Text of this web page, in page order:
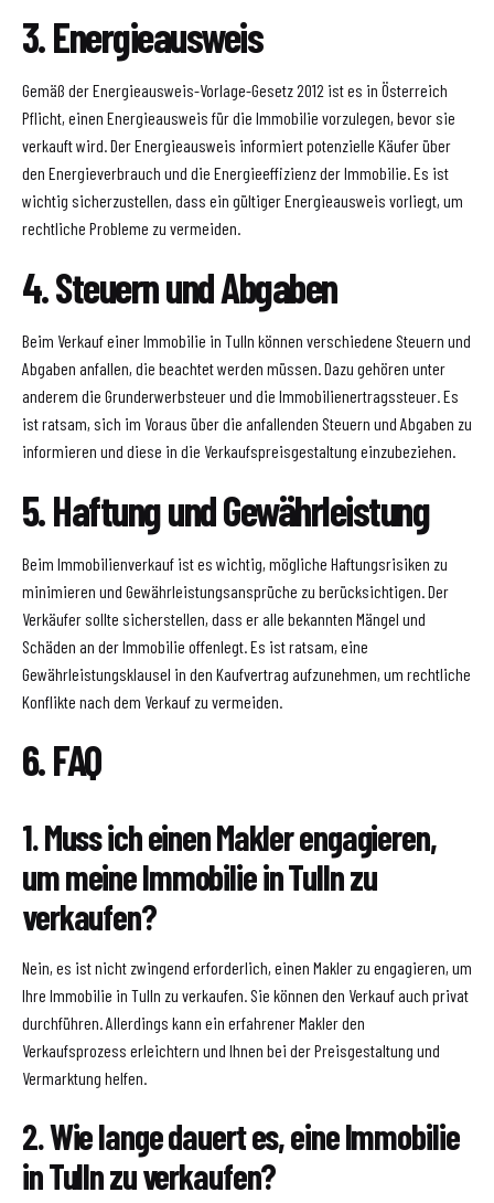
3. Energieausweis
Gemäß der Energieausweis-Vorlage-Gesetz 2012 ist es in Österreich
Pflicht, einen Energieausweis für die Immobilie vorzulegen, bevor sie
verkauft wird. Der Energieausweis informiert potenzielle Käufer über
den Energieverbrauch und die Energieeffizienz der Immobilie. Es ist
wichtig sicherzustellen, dass ein gültiger Energieausweis vorliegt, um
rechtliche Probleme zu vermeiden.
4. Steuern und Abgaben
Beim Verkauf einer Immobilie in Tulln können verschiedene Steuern und
Abgaben anfallen, die beachtet werden müssen. Dazu gehören unter
anderem die Grunderwerbsteuer und die Immobilienertragssteuer. Es
ist ratsam, sich im Voraus über die anfallenden Steuern und Abgaben zu
informieren und diese in die Verkaufspreisgestaltung einzubeziehen.
5. Haftung und Gewährleistung
Beim Immobilienverkauf ist es wichtig, mögliche Haftungsrisiken zu
minimieren und Gewährleistungsansprüche zu berücksichtigen. Der
Verkäufer sollte sicherstellen, dass er alle bekannten Mängel und
Schäden an der Immobilie offenlegt. Es ist ratsam, eine
Gewährleistungsklausel in den Kaufvertrag aufzunehmen, um rechtliche
Konflikte nach dem Verkauf zu vermeiden.
6. FAQ
1. Muss ich einen Makler engagieren,
um meine Immobilie in Tulln zu
verkaufen?
Nein, es ist nicht zwingend erforderlich, einen Makler zu engagieren, um
Ihre Immobilie in Tulln zu verkaufen. Sie können den Verkauf auch privat
durchführen. Allerdings kann ein erfahrener Makler den
Verkaufsprozess erleichtern und Ihnen bei der Preisgestaltung und
Vermarktung helfen.
2. Wie lange dauert es, eine Immobilie
in Tulln zu verkaufen?